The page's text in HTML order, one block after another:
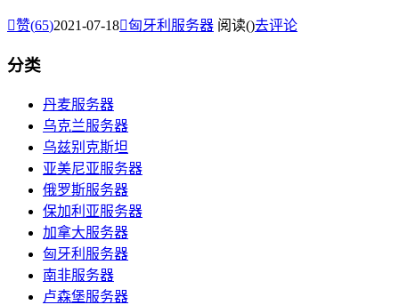
赞(65)2021-07-18匈牙利服务器 阅读()去评论
分类
丹麦服务器
乌克兰服务器
乌兹别克斯坦
亚美尼亚服务器
俄罗斯服务器
保加利亚服务器
加拿大服务器
匈牙利服务器
南非服务器
卢森堡服务器